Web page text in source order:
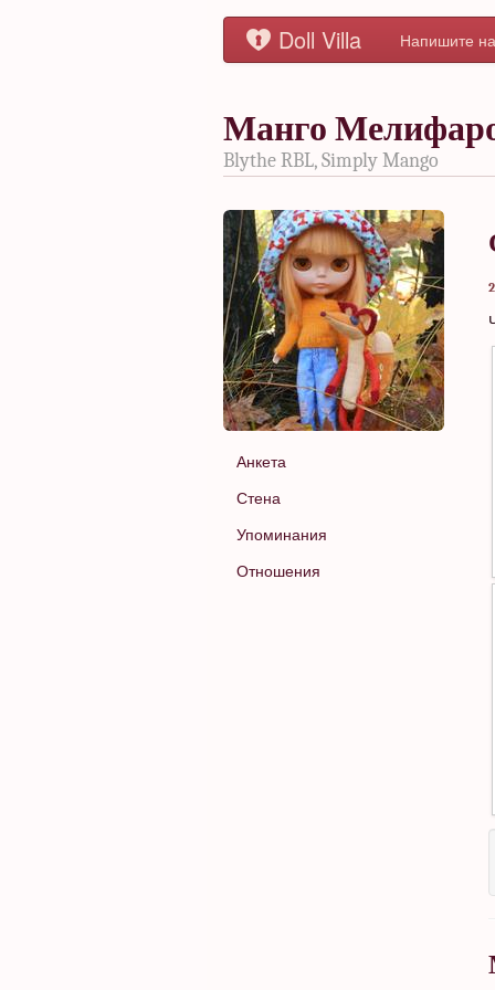
Doll Villa Напишите
Манго
Blythe RBL, Simply Mango
Анкета
Стена
Упоминания
Отношения